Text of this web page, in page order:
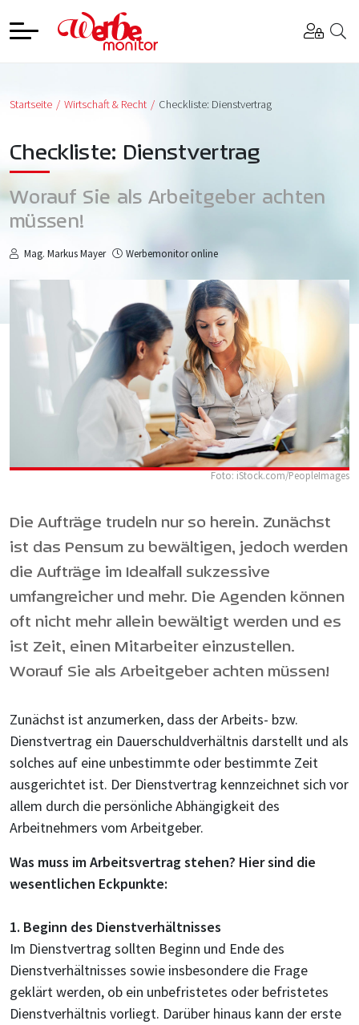
Startseite Wirtschaft & Recht Checkliste: Dienstvertrag
Checkliste: Dienstvertrag
Worauf Sie als Arbeitgeber achten
müssen!
Mag. Markus Mayer Werbemonitor online
Foto: iStock.com/PeopleImages
Die Aufträge trudeln nur so herein. Zunächst
ist das Pensum zu bewältigen, jedoch werden
die Aufträge im Idealfall sukzessive
umfangreicher und mehr. Die Agenden können
oft nicht mehr allein bewältigt werden und es
ist Zeit, einen Mitarbeiter einzustellen.
Worauf Sie als Arbeitgeber achten müssen!
Zunächst ist anzumerken, dass der Arbeits- bzw.
Dienstvertrag ein Dauerschuldverhältnis darstellt und als
solches auf eine unbestimmte oder bestimmte Zeit
ausgerichtet ist. Der Dienstvertrag kennzeichnet sich vor
allem durch die persönliche Abhängigkeit des
Arbeitnehmers vom Arbeitgeber.
Was muss im Arbeitsvertrag stehen? Hier sind die
wesentlichen Eckpunkte:
1. Beginn des Dienstverhältnisses
Im Dienstvertrag sollten Beginn und Ende des
Dienstverhältnisses sowie insbesondere die Frage
geklärt werden, ob ein unbefristetes oder befristetes
Dienstverhältnis vorliegt. Darüber hinaus kann der erste